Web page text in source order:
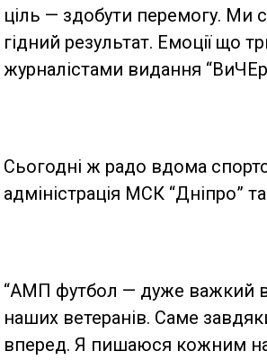
ціль — здобути перемогу. Ми
гідний результат. Емоції що
журналістами видання
Сьогодні ж радо вдома
адміністрація МСК “Дніпро” та
“АМП футбол — дуже важкий
наших ветеранів. Саме
вперед. Я пишаюся кожним